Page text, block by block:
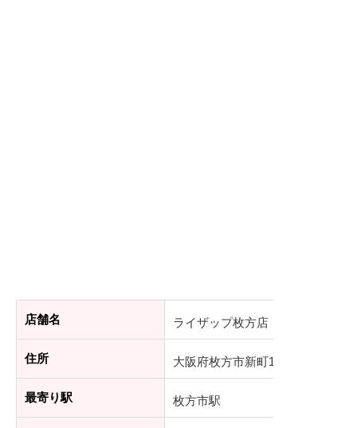
店舗名 ライザップ枚方店
住所 大阪府枚方市新町1-9-6 松浦枚方
最寄り駅 枚方市駅